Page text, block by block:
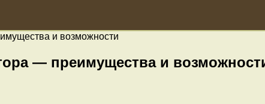
и возможности
— преимущества и